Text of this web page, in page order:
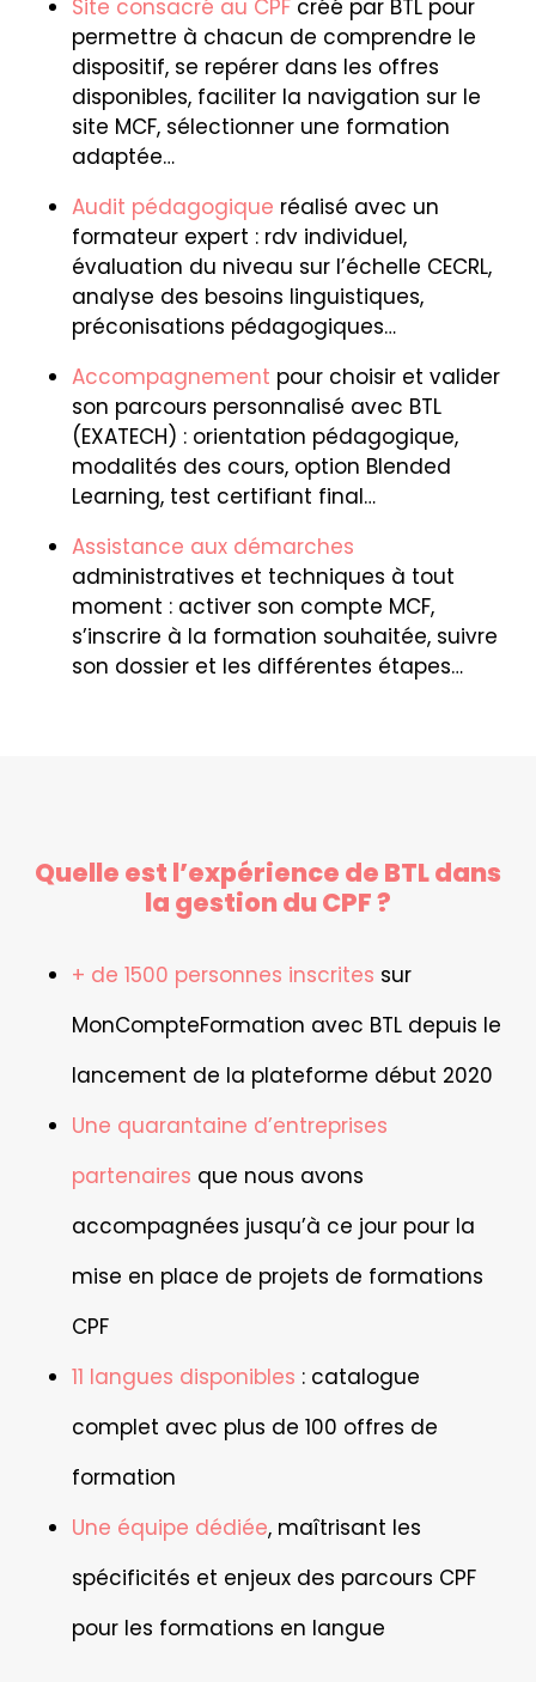
Site consacré au CPF créé par BTL pour
permettre à chacun de comprendre le
dispositif, se repérer dans les offres
disponibles, faciliter la navigation sur le
site MCF, sélectionner une formation
adaptée…
Audit pédagogique réalisé avec un
formateur expert : rdv individuel,
évaluation du niveau sur l’échelle CECRL,
analyse des besoins linguistiques,
préconisations pédagogiques…
Accompagnement pour choisir et valider
son parcours personnalisé avec BTL
(EXATECH) : orientation pédagogique,
modalités des cours, option Blended
Learning, test certifiant final…
Assistance aux démarches
administratives et techniques à tout
moment : activer son compte MCF,
s’inscrire à la formation souhaitée, suivre
son dossier et les différentes étapes…
Quelle est l’expérience de BTL dans
la gestion du CPF ?
+ de 1500 personnes inscrites sur
MonCompteFormation avec BTL depuis le
lancement de la plateforme début 2020
Une quarantaine d’entreprises
partenaires que nous avons
accompagnées jusqu’à ce jour pour la
mise en place de projets de formations
CPF
11 langues disponibles : catalogue
complet avec plus de 100 offres de
formation
Une équipe dédiée, maîtrisant les
spécificités et enjeux des parcours CPF
pour les formations en langue